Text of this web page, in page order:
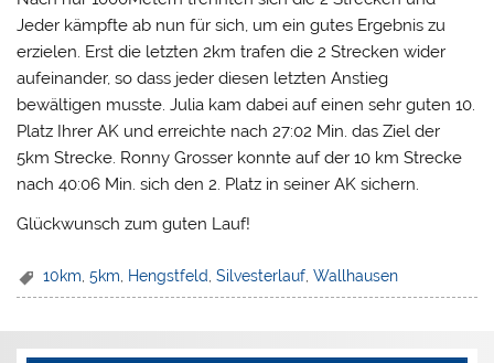
Jeder kämpfte ab nun für sich, um ein gutes Ergebnis zu
erzielen. Erst die letzten 2km trafen die 2 Strecken wider
aufeinander, so dass jeder diesen letzten Anstieg
bewältigen musste. Julia kam dabei auf einen sehr guten 10.
Platz Ihrer AK und erreichte nach 27:02 Min. das Ziel der
5km Strecke. Ronny Grosser konnte auf der 10 km Strecke
nach 40:06 Min. sich den 2. Platz in seiner AK sichern.
Glückwunsch zum guten Lauf!
10km ,5km Hengstfeld ,Silvesterlauf ,Wallhausen